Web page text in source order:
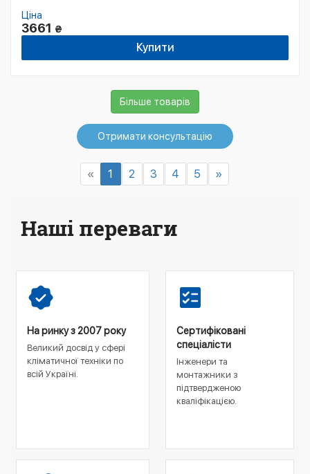
Ціна
3661 ₴
Купити
Більше товарів
Отримати консультацію
« 1 2 3 4 5 »
Наші переваги
На ринку з 2007 року
Великий досвід у сфері
кліматичної техніки по
всій Україні.
Сертифіковані
спеціалісти
Інженери та
монтажники з
підтвердженою
кваліфікацією.